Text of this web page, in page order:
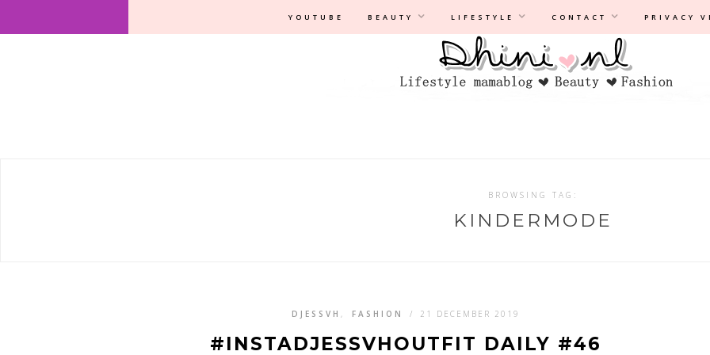
YOUTUBE BEAUTY LIFESTYLE CONTACT PRIVACY
Privacyverklaring |Disclaimer
BROWSING TAG:
KINDERMODE
DJESSVH , FASHION / 21 DECEMBER 2019
#INSTADJESSVHOUTFIT DAILY #46